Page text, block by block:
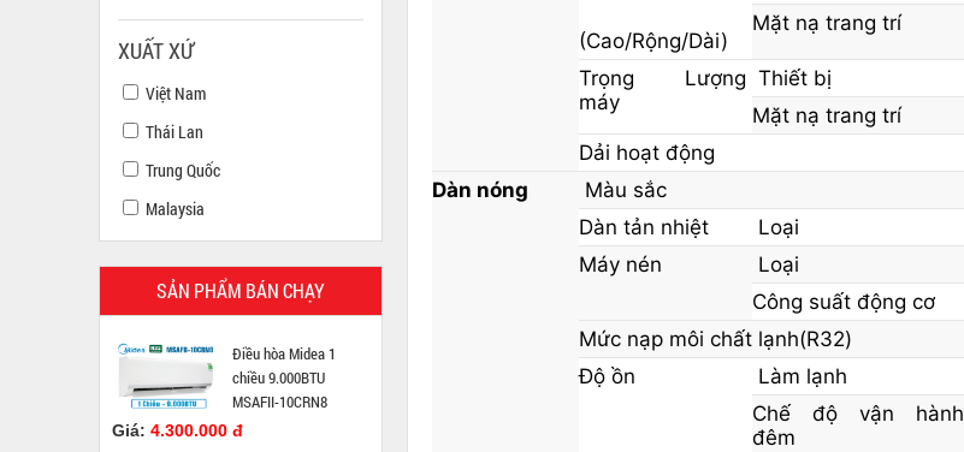
XUẤT XỨ
Việt Nam
Thái Lan
Trung Quốc
Malaysia
SẢN PHẨM BÁN CHẠY
Điều hòa Midea 1
chiều 9.000BTU
MSAFII-10CRN8
Giá: 4.300.000 đ
(Cao/Rộng/Dài)
Mặt nạ trang trí
Trọng Lượng
máy
Thiết bị
Mặt nạ trang trí
Dải hoạt động
Dàn nóng
Màu sắc
Dàn tản nhiệt
Loại
Máy nén
Loại
Công suất động cơ
Mức nạp môi chất lạnh(R32)
Độ ồn
Làm lạnh
Chế độ vận hành
đêm